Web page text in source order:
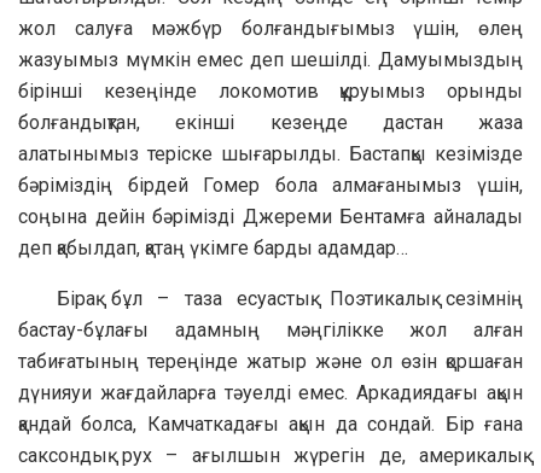
жол салуға мәжбүр болғандығымыз үшін, өлең
жазуымыз мүмкін емес деп шешілді. Дамуымыздың
бірінші кезеңінде локомотив құруымыз орынды
болғандықтан, екінші кезеңде дастан жаза
алатынымыз теріске шығарылды. Бастапқы кезімізде
бәріміздің бірдей Гомер бола алмағанымыз үшін,
соңына дейін бәрімізді Джереми Бентамға айналады
деп қабылдап, қатаң үкімге барды адамдар…
Бірақ бұл – таза есуастық. Поэтикалық сезімнің
бастау-бұлағы адамның мәңгілікке жол алған
табиғатының тереңінде жатыр және ол өзін қоршаған
дүнияуи жағдайларға тәуелді емес. Аркадиядағы ақын
қандай болса, Камчаткадағы ақын да сондай. Бір ғана
саксондық рух – ағылшын жүрегін де, америкалық